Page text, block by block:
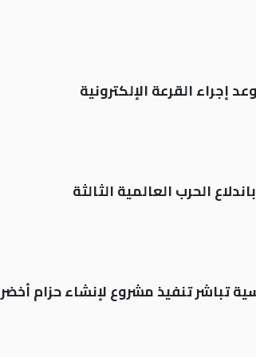
إجراء القرعة الإلكترونية
الحرب العالمية الثالثة
تباشر تنفيذ مشروع لإنشاء حزام أخضر